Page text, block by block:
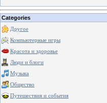
Categories
Другое
Компьютерные игры
Красота и здоровье
Люди и блоги
Музыка
Общество
Путешествия и события